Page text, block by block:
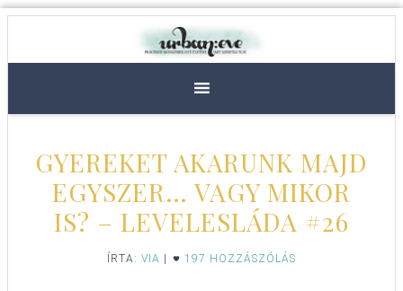
GYEREKET AKARUNK MAJD
EGYSZER… VAGY MIKOR
IS? – LEVELESLÁDA #26
ÍRTA: VIA 197 HOZZÁSZÓLÁS